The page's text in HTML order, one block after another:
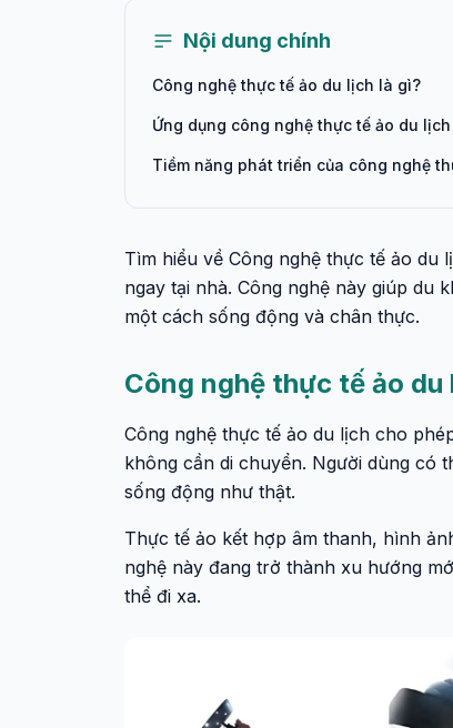
Nội dung chính
Công nghệ thực tế ảo du lịch là gì?
Ứng dụng công nghệ thực tế ảo du
Tiềm năng phát triển của công nghệ
Tìm hiểu về Công nghệ thực tế ảo du
ngay tại nhà. Công nghệ này giúp du
một cách sống động và chân thực.
Công nghệ thực tế ảo du
Công nghệ thực tế ảo du lịch cho
không cần di chuyển. Người dùng có
sống động như thật.
Thực tế ảo kết hợp âm thanh, hình
nghệ này đang trở thành xu hướng
thể đi xa.